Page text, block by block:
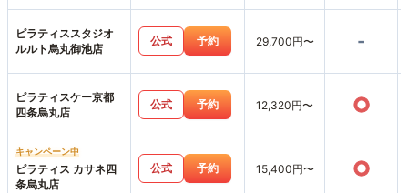
ピラティススタジオ
ルルト烏丸御池店
公式 予約 29,700円〜 -
ピラティスケー京都
四条烏丸店
公式 予約 12,320円〜 ○
キャンペーン中
ピラティス カサネ四
条烏丸店
公式 予約 15,400円〜 ○